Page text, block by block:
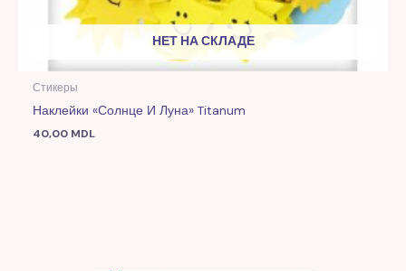
НЕТ НА СКЛАДЕ
Стикеры
Наклейки «Солнце И Луна» Titanum
40,00 MDL